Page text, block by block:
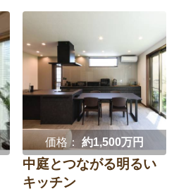
価格： 約1,500万円
中庭とつながる明るい
キッチン